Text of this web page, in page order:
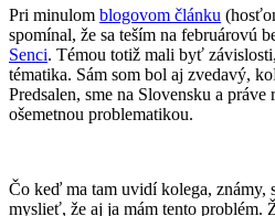
Pri minulom blogovom článku
spomínal, že sa teším na februárovú
Senci. Témou totiž mali byť
tématika. Sám som bol aj zvedavý,
Predsalen, sme na Slovensku a
ošemetnou problematikou.
Čo keď ma tam uvidí kolega, známy,
myslieť, že aj ja mám tento problém.